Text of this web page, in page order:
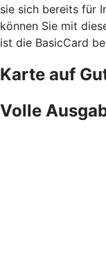
sie sich bereits für
können Sie mit
ist die BasicCard
Karte auf
Volle